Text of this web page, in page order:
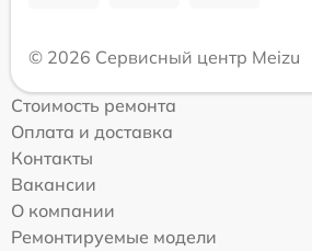
© 2026 Сервисный центр Meizu
Стоимость ремонта
Оплата и доставка
Контакты
Вакансии
О компании
Ремонтируемые модели